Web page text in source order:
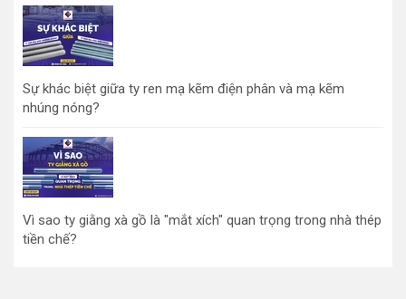
Sự khác biệt giữa ty ren mạ kẽm điện phân và mạ kẽm
nhúng nóng?
Vì sao ty giằng xà gồ là "mắt xích" quan trọng trong nhà thép
tiền chế?